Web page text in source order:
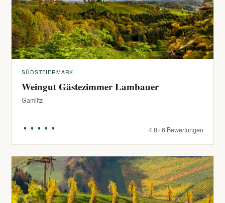
SÜDSTEIERMARK
Weingut Gästezimmer Lambauer
Gamlitz
4.8 · 6 Bewertungen